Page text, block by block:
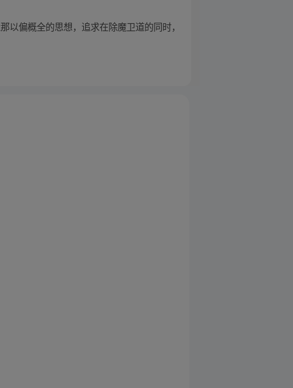
偏概全的思想，追求在除魔卫道的同时，